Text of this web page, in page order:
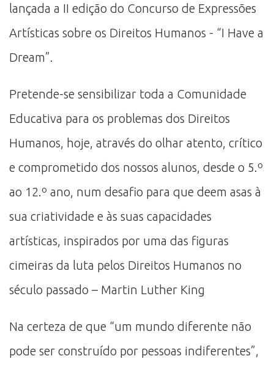
lançada a II edição do Concurso de Expressões
Artísticas sobre os Direitos Humanos - “I Have a
Dream”.
Pretende-se sensibilizar toda a Comunidade
Educativa para os problemas dos Direitos
Humanos, hoje, através do olhar atento, crítico
e comprometido dos nossos alunos, desde o 5.º
ao 12.º ano, num desafio para que deem asas à
sua criatividade e às suas capacidades
artísticas, inspirados por uma das figuras
cimeiras da luta pelos Direitos Humanos no
século passado – Martin Luther King
Na certeza de que “um mundo diferente não
pode ser construído por pessoas indiferentes”,